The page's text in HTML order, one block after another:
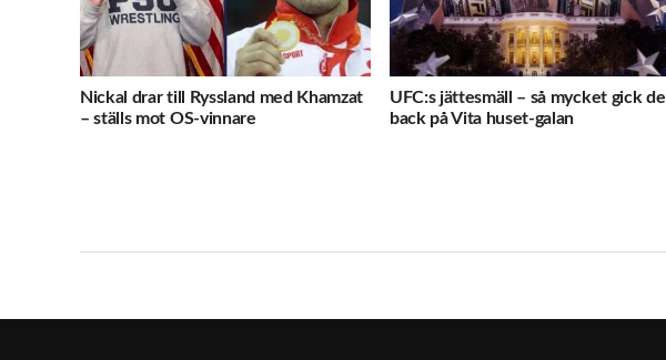
Nickal drar till Ryssland med Khamzat
– ställs mot OS-vinnare
UFC:s jättesmäll – så mycket gick de
back på Vita huset-galan